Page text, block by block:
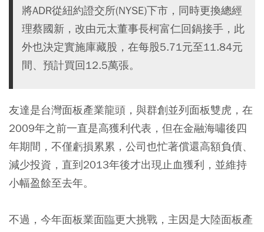
將ADR從紐約證交所(NYSE)下市，同時更換總經
理蔡國新，改由元太董事長柯富仁回鍋接手，此
外也決定實施庫藏股，在每股5.71元至11.84元
間、預計買回12.5萬張。
友達是台灣面板產業龍頭，與群創並列面板雙虎，在
2009年之前一直是高獲利代表，但在金融海嘯後四
年期間，不僅虧損累累，公司也忙著償還高額負債、
減少投資，直到2013年後才出現止血獲利，並維持
小幅盈餘至去年。
不過，今年面板業面臨更大挑戰，主因是大陸面板產